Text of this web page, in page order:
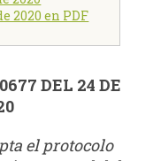
2020 en PDF
DEL 24 DE
el protocolo